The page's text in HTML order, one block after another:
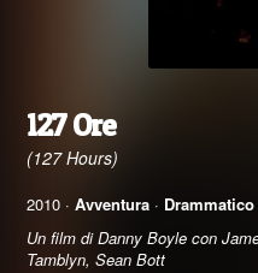
127 Ore
(127 Hours)
2010 · Avventura · Drammatico
Un film di Danny Boyle con
Tamblyn, Sean Bott